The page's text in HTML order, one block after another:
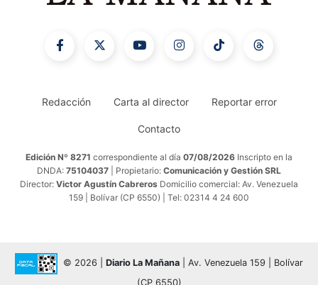
Redacción Carta al director Reportar error
Contacto
Edición Nº 8271 correspondiente al día 07/08/2026 Inscripto en la
DNDA: 75104037 | Propietario: Comunicación y Gestión SRL
Director: Victor Agustín Cabreros Domicilio comercial: Av. Venezuela
159 | Bolívar (CP 6550) | Tel: 02314 4 24 600
© 2026 | Diario La Mañana | Av. Venezuela 159 | Bolívar
(CP 6550)